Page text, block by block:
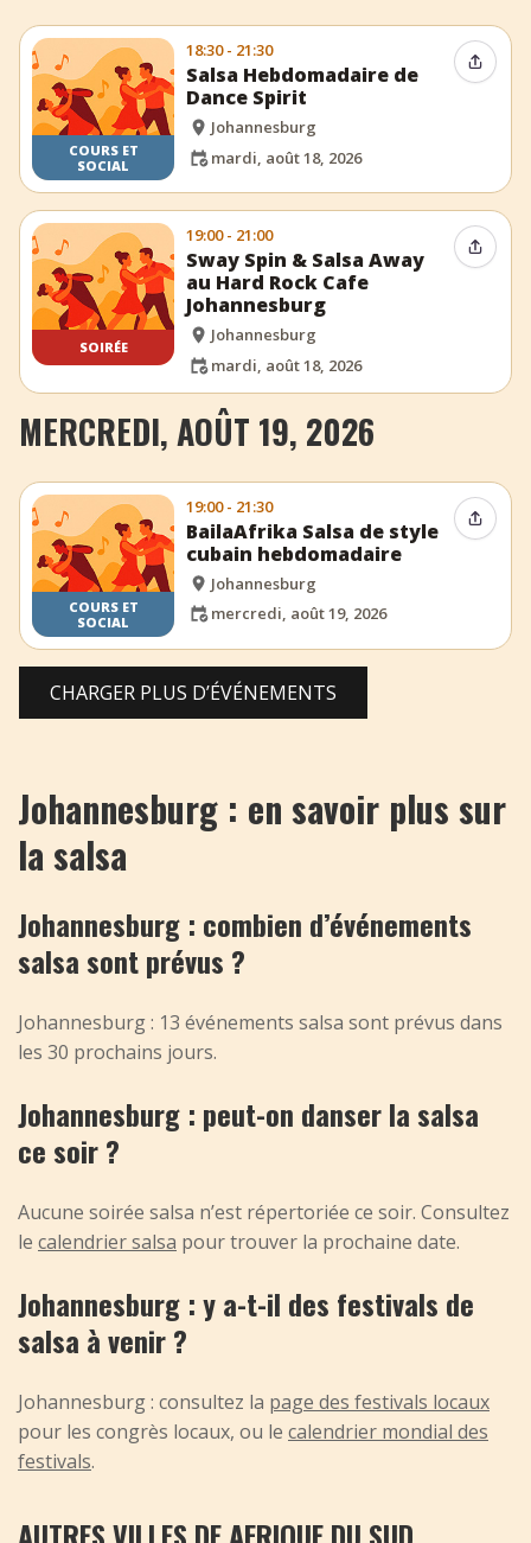
COURS ET
SOCIAL
18:30 - 21:30
Salsa Hebdomadaire de
Dance Spirit
Johannesburg
mardi, août 18, 2026
SOIRÉE
19:00 - 21:00
Sway Spin & Salsa Away
au Hard Rock Cafe
Johannesburg
Johannesburg
mardi, août 18, 2026
MERCREDI, AOÛT 19, 2026
COURS ET
SOCIAL
19:00 - 21:30
BailaAfrika Salsa de style
cubain hebdomadaire
Johannesburg
mercredi, août 19, 2026
CHARGER PLUS D’ÉVÉNEMENTS
Johannesburg : en savoir plus sur
la salsa
Johannesburg : combien d’événements
salsa sont prévus ?
Johannesburg : 13 événements salsa sont prévus dans
les 30 prochains jours.
Johannesburg : peut-on danser la salsa
ce soir ?
Aucune soirée salsa n’est répertoriée ce soir. Consultez
le calendrier salsa pour trouver la prochaine date.
Johannesburg : y a-t-il des festivals de
salsa à venir ?
Johannesburg : consultez la page des festivals locaux
pour les congrès locaux, ou le calendrier mondial des
festivals.
AUTRES VILLES DE AFRIQUE DU SUD